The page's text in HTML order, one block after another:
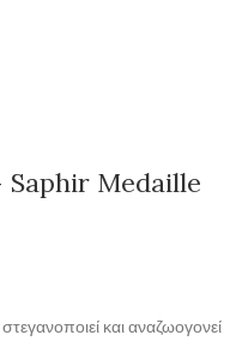
Saphir Medaille
και αναζωογονεί